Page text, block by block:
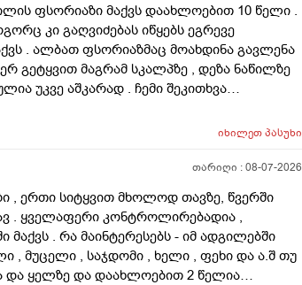
ფსორიაზი მაქვს დაახლოებით 10 წელი .
კი გაღვიძებას იწყებს ეგრევე
. ალბათ ფსორიაზმაც მოახდინა გავლენა
გეტყვით მაგრამ სკალპზე , დეზა ნაწილზე
უკვე აშკარად . ჩემი შეკითხვა
მინდა რომ ამ პროცედურებმა კიდევ უფრო
დროს და არის თუ არა პრაქტიკაში ვინც
იხილეთპასუხი
თარიღი :08-07-2026
, ერთი სიტყვით მხოლოდ თავზე, წვერში
. ყველაფერი კონტროლირებადია ,
მაქვს . რა მაინტერესებს - იმ ადგილებში
, მუცელი , საჯდომი , ხელი , ფეხი და ა.შ თუ
და ყელზე და დაახლოებით 2 წელია